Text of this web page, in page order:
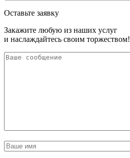
Оставьте заявку
Закажите любую из наших услуг
и наслаждайтесь своим торжеством!